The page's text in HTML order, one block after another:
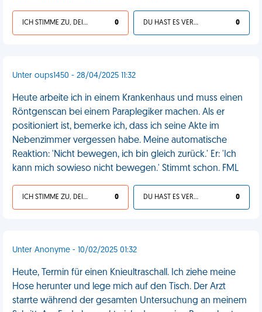
ICH STIMME ZU, DEIN LEBEN IST SCHEISSE 0 DU HAST ES VERDIENT 0
Unter oups1450 - 28/04/2025 11:32
Heute arbeite ich in einem Krankenhaus und muss einen
Röntgenscan bei einem Paraplegiker machen. Als er
positioniert ist, bemerke ich, dass ich seine Akte im
Nebenzimmer vergessen habe. Meine automatische
Reaktion: 'Nicht bewegen, ich bin gleich zurück.' Er: 'Ich
kann mich sowieso nicht bewegen.' Stimmt schon. FML
ICH STIMME ZU, DEIN LEBEN IST SCHEISSE 0 DU HAST ES VERDIENT 0
Unter Anonyme - 10/02/2025 01:32
Heute, Termin für einen Knieultraschall. Ich ziehe meine
Hose herunter und lege mich auf den Tisch. Der Arzt
starrte während der gesamten Untersuchung an meinem